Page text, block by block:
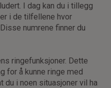
I dag kan du i tillegg
i de tilfellene hvor
numrene finner du
ringefunksjoner. Dette
for å kunne ringe med
du i noen situasjoner vil ha